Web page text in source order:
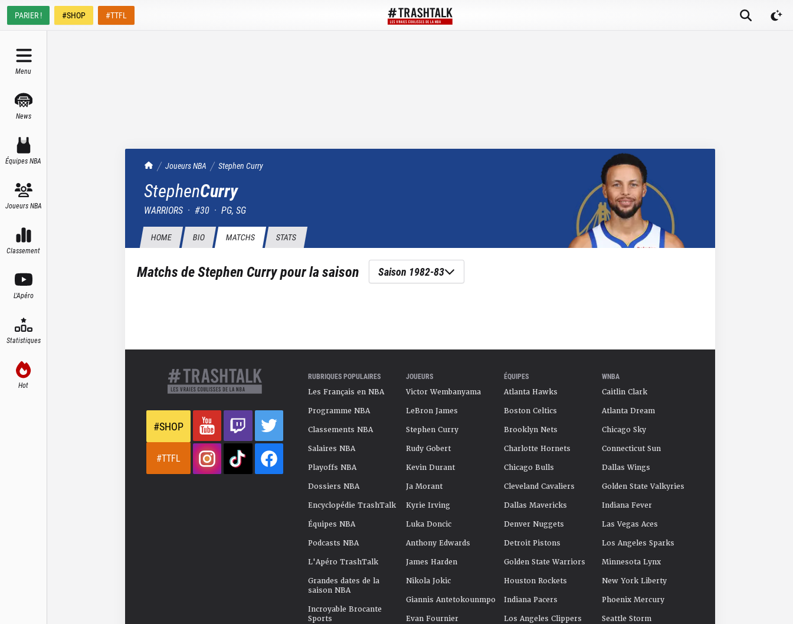
PARIER ! #SHOP #TTFL
Menu
News
Équipes NBA
Joueurs NBA
Classement
L'Apéro
Statistiques
Hot
TrashTalk Actu NBA
Joueurs NBA Stephen Curry
StephenCurry
WARRIORS · #30 · PG, SG
HOME BIO MATCHS STATS
Matchs deStephen Currypour la saison Saison 1982-83
#SHOP
#TTFL
RUBRIQUES POPULAIRES
Les Français en NBA
Programme NBA
Classements NBA
Salaires NBA
Playoffs NBA
Dossiers NBA
Encyclopédie TrashTalk
Équipes NBA
Podcasts NBA
L'Apéro TrashTalk
Grandes dates de la
saison NBA
Incroyable Brocante
Sports
JOUEURS
Victor Wembanyama
LeBron James
Stephen Curry
Rudy Gobert
Kevin Durant
Ja Morant
Kyrie Irving
Luka Doncic
Anthony Edwards
James Harden
Nikola Jokic
Giannis Antetokounmpo
Evan Fournier
ÉQUIPES
Atlanta Hawks
Boston Celtics
Brooklyn Nets
Charlotte Hornets
Chicago Bulls
Cleveland Cavaliers
Dallas Mavericks
Denver Nuggets
Detroit Pistons
Golden State Warriors
Houston Rockets
Indiana Pacers
Los Angeles Clippers
WNBA
Caitlin Clark
Atlanta Dream
Chicago Sky
Connecticut Sun
Dallas Wings
Golden State Valkyries
Indiana Fever
Las Vegas Aces
Los Angeles Sparks
Minnesota Lynx
New York Liberty
Phoenix Mercury
Seattle Storm